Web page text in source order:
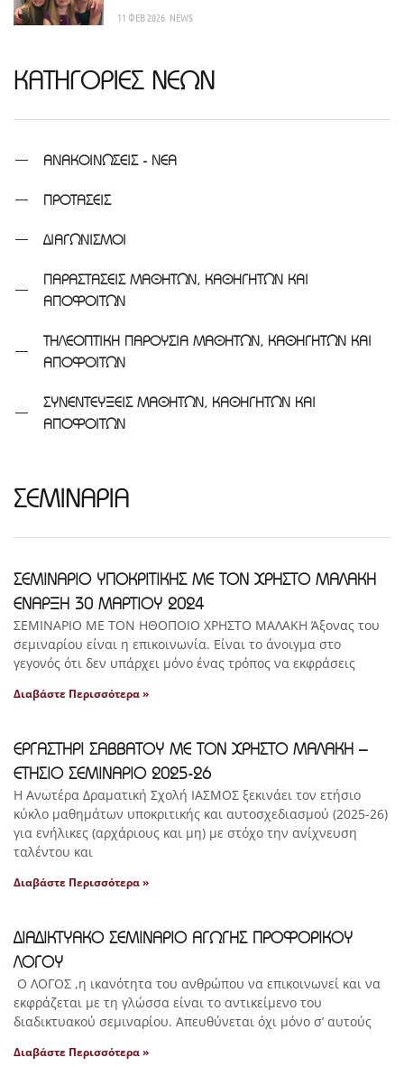
11 ΦΕΒ 2026 NEWS
ΚΑΤΗΓΟΡΙΕΣ ΝΕΩΝ
ΑΝΑΚΟΙΝΩΣΕΙΣ - ΝΕΑ
ΠΡΟΤΑΣΕΙΣ
ΔΙΑΓΩΝΙΣΜΟΙ
ΠΑΡΑΣΤΑΣΕΙΣ ΜΑΘΗΤΩΝ, ΚΑΘΗΓΗΤΩΝ ΚΑΙ
ΑΠΟΦΟΙΤΩΝ
ΤΗΛΕΟΠΤΙΚΗ ΠΑΡΟΥΣΙΑ ΜΑΘΗΤΩΝ, ΚΑΘΗΓΗΤΩΝ ΚΑΙ
ΑΠΟΦΟΙΤΩΝ
ΣΥΝΕΝΤΕΥΞΕΙΣ ΜΑΘΗΤΩΝ, ΚΑΘΗΓΗΤΩΝ ΚΑΙ
ΑΠΟΦΟΙΤΩΝ
ΣΕΜΙΝΑΡΙΑ
ΣΕΜΙΝΑΡΙΟ ΥΠΟΚΡΙΤΙΚΗΣ ΜΕ ΤΟΝ ΧΡΗΣΤΟ ΜΑΛΑΚΗ
ΕΝΑΡΞΗ 30 ΜΑΡΤΙΟΥ 2024
ΣΕΜΙΝΑΡΙΟ ΜΕ ΤΟΝ ΗΘΟΠΟΙΟ ΧΡΗΣΤΟ ΜΑΛΑΚΗ Άξονας του
σεμιναρίου είναι η επικοινωνία. Είναι το άνοιγμα στο
γεγονός ότι δεν υπάρχει μόνο ένας τρόπος να εκφράσεις
Διαβάστε Περισσότερα »
ΕΡΓΑΣΤΗΡΙ ΣΑΒΒΑΤΟΥ ΜΕ ΤΟΝ ΧΡΗΣΤΟ ΜΑΛΑΚΗ –
ΕΤΗΣΙΟ ΣΕΜΙΝΑΡΙΟ 2025-26
Η Ανωτέρα Δραματική Σχολή ΙΑΣΜΟΣ ξεκινάει τον ετήσιο
κύκλο μαθημάτων υποκριτικής και αυτοσχεδιασμού (2025-26)
για ενήλικες (αρχάριους και μη) με στόχο την ανίχνευση
ταλέντου και
Διαβάστε Περισσότερα »
ΔΙΑΔΙΚΤΥΑΚΟ ΣΕΜΙΝΑΡΙΟ ΑΓΩΓΗΣ ΠΡΟΦΟΡΙΚΟΥ
ΛΟΓΟΥ
Ο ΛΟΓΟΣ ,η ικανότητα του ανθρώπου να επικοινωνεί και να
εκφράζεται με τη γλώσσα είναι το αντικείμενο του
διαδικτυακού σεμιναρίου. Απευθύνεται όχι μόνο σ’ αυτούς
Διαβάστε Περισσότερα »